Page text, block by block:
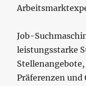
Job-
leistungsstarke
Präferenzen